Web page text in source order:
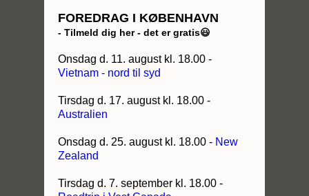
FOREDRAG I KØBENHAVN
- Tilmeld dig her - det er gratis😃
Onsdag d. 11. august kl. 18.00 -
Vietnam - nord til syd
Tirsdag d. 17. august kl. 18.00 -
Australien
Onsdag d. 25. august kl. 18.00 - New
Zealand
Tirsdag d. 7. september kl. 18.00 -